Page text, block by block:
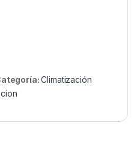
Climatización